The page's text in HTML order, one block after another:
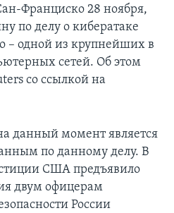
Франциско 28 ноября,
по делу о кибератаке
– одной из крупнейших в
сетей. Об этом
со ссылкой на
данный момент является
по данному делу. В
США предъявило
двум офицерам
России